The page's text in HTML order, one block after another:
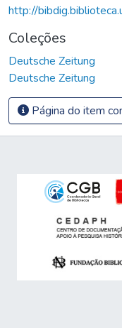
http://
Coleções
Deutsche Zeitung
Deutsche Zeitung
Página do item